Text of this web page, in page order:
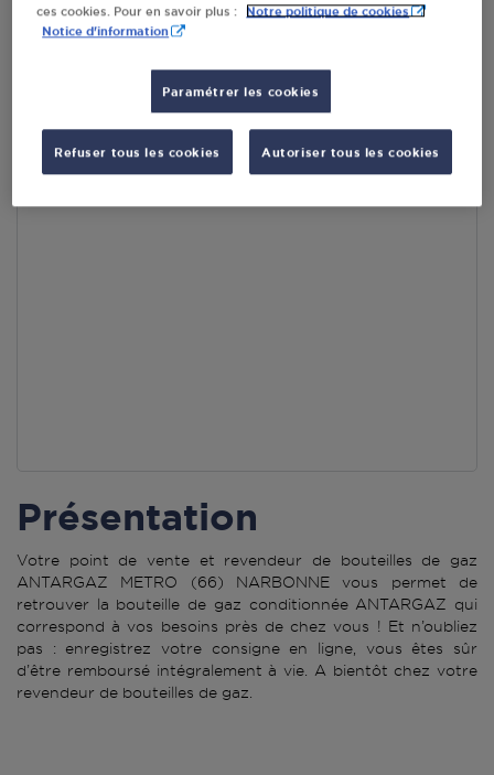
Accès
Présentation
Votre point de vente et revendeur de bouteilles de gaz
ANTARGAZ METRO (66) NARBONNE vous permet de
retrouver la bouteille de gaz conditionnée ANTARGAZ qui
correspond à vos besoins près de chez vous ! Et n’oubliez
pas : enregistrez votre consigne en ligne, vous êtes sûr
d’être remboursé intégralement à vie. A bientôt chez votre
revendeur de bouteilles de gaz.
ces cookies. Pour en savoir plus :
Notre politique de cookies
Notice d'information
Paramétrer les cookies
Refuser tous les cookies Autoriser tous les cookies